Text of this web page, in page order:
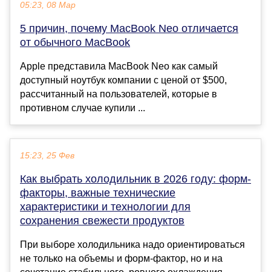
05:23, 08 Мар
5 причин, почему MacBook Neo отличается
от обычного MacBook
Apple представила MacBook Neo как самый
доступный ноутбук компании с ценой от $500,
рассчитанный на пользователей, которые в
противном случае купили ...
15:23, 25 Фев
Как выбрать холодильник в 2026 году: форм-
факторы, важные технические
характеристики и технологии для
сохранения свежести продуктов
При выборе холодильника надо ориентироваться
не только на объемы и форм-фактор, но и на